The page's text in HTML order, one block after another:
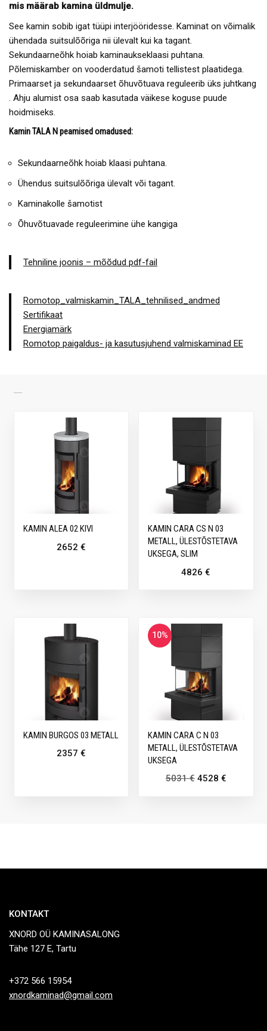
mis määrab kamina üldmulje.
See kamin sobib igat tüüpi interjööridesse. Kaminat on võimalik
ühendada suitsulõõriga nii ülevalt kui ka tagant.
Sekundaarneõhk hoiab kaminaukseklaasi puhtana.
Põlemiskamber on vooderdatud šamoti tellistest plaatidega.
Primaarset ja sekundaarset õhuvõtuava reguleerib üks juhtkang
. Ahju alumist osa saab kasutada väikese koguse puude
hoidmiseks.
Kamin TALA N peamised omadused:
Sekundaarneõhk hoiab klaasi puhtana.
Ühendus suitsulõõriga ülevalt või tagant.
Kaminakolle šamotist
Õhuvõtuavade reguleerimine ühe kangiga
Tehniline joonis – mõõdud pdf-fail
Romotop_valmiskamin_TALA_tehnilised_andmed
Sertifikaat
Energiamärk
Romotop paigaldus- ja kasutusjuhend valmiskaminad EE
KAMIN ALEA 02 KIVI
2652 €
KAMIN CARA CS N 03
METALL, ÜLESTÕSTETAVA
UKSEGA, SLIM
4826€
KAMIN BURGOS 03 METALL
2357 €
10%
KAMIN CARA C N 03
METALL, ÜLESTÕSTETAVA
UKSEGA
5031€ 4528 €
KONTAKT
XNORD OÜ KAMINASALONG
Tähe 127 E, Tartu
+372 566 15954
xnordkaminad@gmail.com